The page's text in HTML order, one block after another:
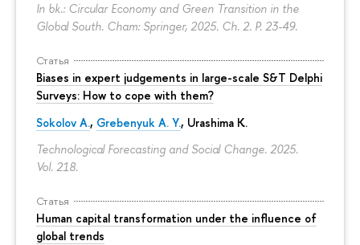
In bk.: Circular Economy and Green Transition in the
Global South. Cham: Springer, 2025. Ch. 2. P. 23-49.
Статья
Biases in expert judgements in large-scale S&T Delphi
Surveys: How to cope with them?
Sokolov A., Grebenyuk A. Y., Urashima K.
Technological Forecasting and Social Change. 2025.
Vol. 218.
Статья
Human capital transformation under the influence of
global trends